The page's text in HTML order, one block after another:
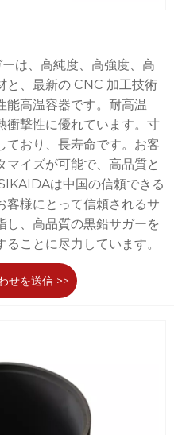
は、高純度、高強度、高
と、最新の CNC 加工技術
能高温容器です。耐高温
衝撃性に優れています。寸
ており、長寿命です。お客
イズが可能で、高品質と
は中国の信頼できる
客様にとって信頼されるサ
し、高品質の黒鉛サガーを
ことに尽力しています。
せを送信 >>